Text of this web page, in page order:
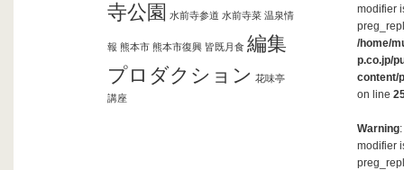
寺公園 水前寺参道 水前寺菜 温泉情
報 熊本市 熊本市復興 皆既月食 編集
プロダクション 花味亭
講座
modifier
/home/
p.co.jp/
content/
on line
Warning
modifier